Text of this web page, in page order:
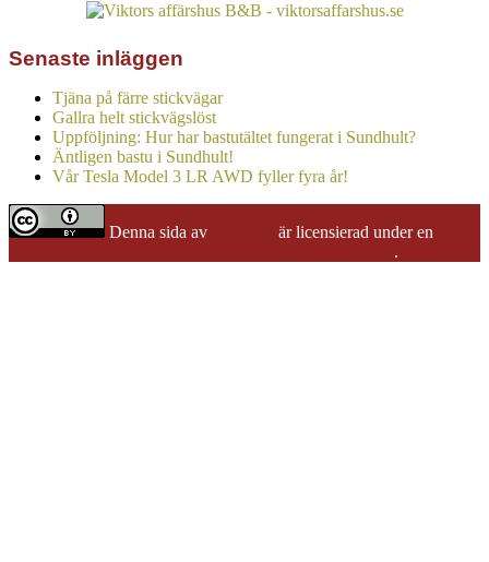
Senaste inläggen
Tjäna på färre stickvägar
Gallra helt stickvägslöst
Uppföljning: Hur har bastutältet fungerat i Sundhult?
Äntligen bastu i Sundhult!
Vår Tesla Model 3 LR AWD fyller fyra år!
Denna sida av
är licensierad under en
.